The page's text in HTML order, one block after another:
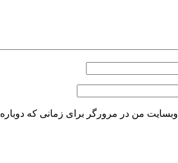
وبسایت من در مرورگر برای زمانی که